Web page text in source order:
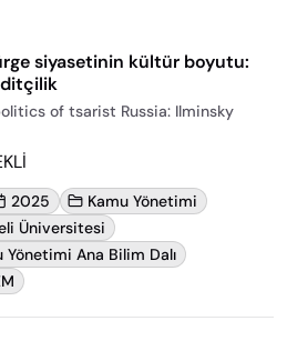
siyasetinin kültür boyutu:
of tsarist Russia: Ilminsky
2025
Kamu Yönetimi
Üniversitesi
Ana Bilim Dalı